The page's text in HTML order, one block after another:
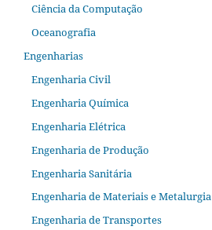
Ciência da Computação
Oceanografia
Engenharias
Engenharia Civil
Engenharia Química
Engenharia Elétrica
Engenharia de Produção
Engenharia Sanitária
Engenharia de Materiais e Metalurgia
Engenharia de Transportes